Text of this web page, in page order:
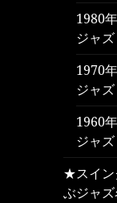
1980
ジャ
1970
ジャ
1960
ジャ
★スイン
ぶジャ